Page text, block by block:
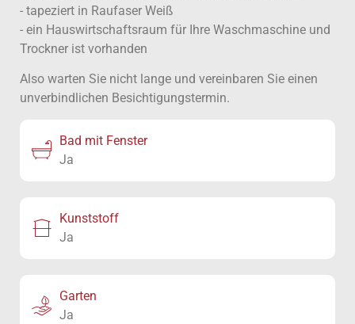
- tapeziert in Raufaser Weiß
- ein Hauswirtschaftsraum für Ihre Waschmaschine und
Trockner ist vorhanden
Also warten Sie nicht lange und vereinbaren Sie einen
unverbindlichen Besichtigungstermin.
Bad mit Fenster
Ja
Kunststoff
Ja
Garten
Ja